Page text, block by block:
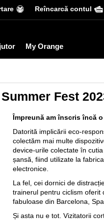
Reîncarcă contul
My Orange
Fest
Împreună am înscris încă
Datorită implicării eco-
colectăm mai multe
device-urile colectate în cutia
șansă, fiind utilizate la
electronice.
La fel, cei dornici de
trainerul pentru ciclism oferit
fabuloase din Barcelona,
Și asta nu e tot. Vizitatorii